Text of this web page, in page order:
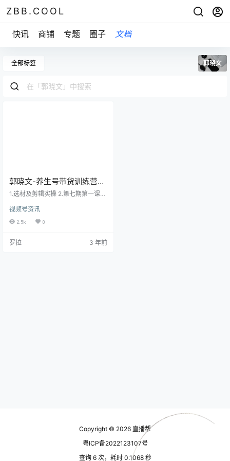
ZBB.COOL
快讯 商铺 专题 圈子 文档
全部标签 郭晓文
郭晓文-养生号带货训练营
5.0
1.选材及剪辑实操 2.第七期第一课--
和风控控制 4.实拍实战加餐课 5.第
三课-带货 6.优秀学员连麦-kay 7.加
展 10.关键词选品法 11.优秀学员连
视频号资讯
2.5k 0
罗拉 3 年前
Copyright © 2026 直播帮
粤ICP备2022123107号
查询 6 次，耗时 0.1068 秒